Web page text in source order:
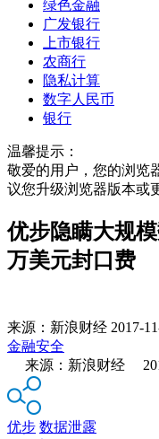
绿色金融
广发银行
上市银行
农商行
隐私计算
数字人民币
银行
温馨提示：
敬爱的用户，您的浏览
议您升级浏览器版本或
优步隐瞒大规
万美元封口费
来源： 新浪财经 2017-
金融安全
来源：新浪财经
优步 数据泄露